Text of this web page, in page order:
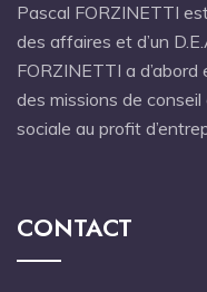
Pascal FORZINETTI
des affaires et d’un
FORZINETTI a
des missions de
sociale au profit
CONTACT